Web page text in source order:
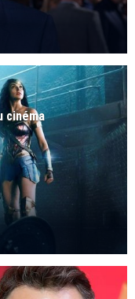
cinéma